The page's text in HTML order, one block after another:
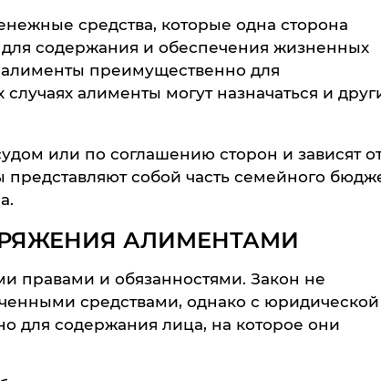
средства, которые одна сторона
содержания и обеспечения жизненных
алименты преимущественно для
алименты могут назначаться и
или по соглашению сторон и зависят
собой часть семейного
АЛИМЕНТАМИ
правами и обязанностями. Закон не
средствами, однако с юридической
для содержания лица, на которое они